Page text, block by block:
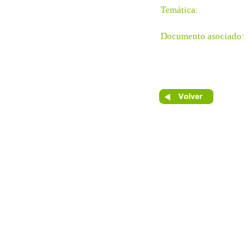
Temática:
Documento asociado: